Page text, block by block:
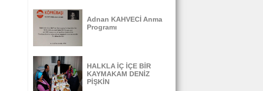
Adnan KAHVECİ Anma
Programı
HALKLA İÇ İÇE BİR
KAYMAKAM DENİZ
PİŞKİN